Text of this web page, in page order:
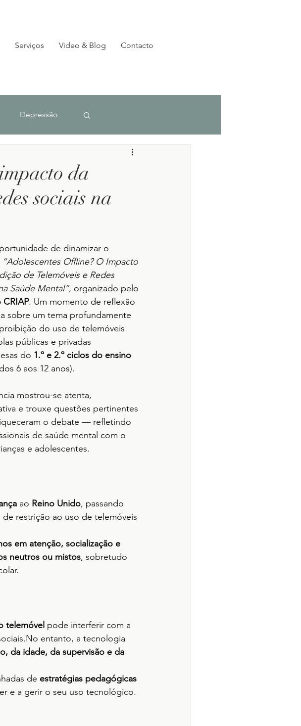
Serviços Video & Blog Contacto
Depressão
da
sociais na
de dinamizar o
“Adolescentes Offline? O Impacto
de Telemóveis e Redes
Saúde Mental”, organizado pelo
. Um momento de reflexão
sobre um tema profundamente
do uso de telemóveis
públicas e privadas
do 1.º e 2.º ciclos do ensino
6 aos 12 anos).
mostrou-se atenta,
e trouxe questões pertinentes
o debate — refletindo
de saúde mental com o
e adolescentes.
ao Reino Unido, passando
restrição ao uso de telemóveis
em atenção, socialização e
neutros ou mistos, sobretudo
telemóvel pode interferir com a
entanto, a tecnologia
da idade, da supervisão e da
de estratégias pedagógicas
e a gerir o seu uso tecnológico.